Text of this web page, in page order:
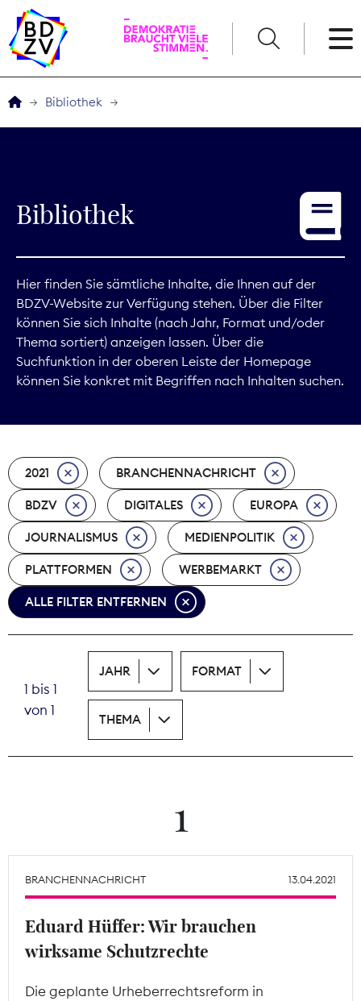
Service
Digitales
Kommunikation
Marktdaten
Nachhaltigkeit
Nachwuchs
Nova Award
Pressefreiheit
Print
Recht
Tarifpolitik
Theodor-Wolff-Preis
Mitgliederbereich
Bibliothek
Bibliothek
Hier finden Sie sämtliche Inhalte, die Ihnen auf der
BDZV-Website zur Verfügung stehen. Über die Filter
können Sie sich Inhalte (nach Jahr, Format und/oder
Thema sortiert) anzeigen lassen. Über die
Suchfunktion in der oberen Leiste der Homepage
können Sie konkret mit Begriffen nach Inhalten suchen.
2021 BRANCHENNACHRICHT
BDZV DIGITALES EUROPA
JOURNALISMUS MEDIENPOLITIK
PLATTFORMEN WERBEMARKT
ALLE FILTER ENTFERNEN
1 bis 1
von 1
JAHR FORMAT
THEMA
1
BRANCHENNACHRICHT 13.04.2021
Eduard Hüffer: Wir brauchen
wirksame Schutzrechte
Die geplante Urheberrechtsreform in